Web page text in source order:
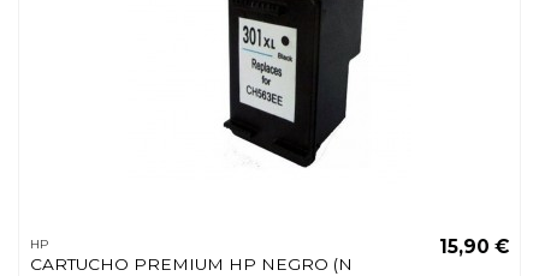
HP
CARTUCHO PREMIUM HP NEGRO (N
15,90 €